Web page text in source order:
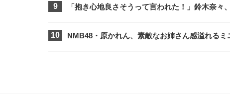
「抱き心地良さそうって言われた！」鈴木奈々
NMB48・原かれん、素敵なお姉さん感溢れる